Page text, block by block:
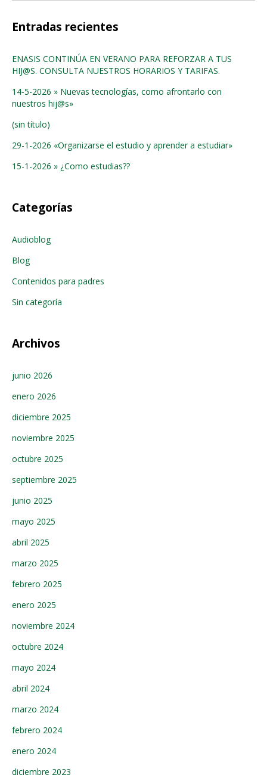
Entradas recientes
ENASIS CONTINÚA EN VERANO PARA REFORZAR A TUS
HIJ@S. CONSULTA NUESTROS HORARIOS Y TARIFAS.
14-5-2026 » Nuevas tecnologías, como afrontarlo con
nuestros hij@s»
(sin título)
29-1-2026 «Organizarse el estudio y aprender a estudiar»
15-1-2026 » ¿Como estudias??
Categorías
Audioblog
Blog
Contenidos para padres
Sin categoría
Archivos
junio 2026
enero 2026
diciembre 2025
noviembre 2025
octubre 2025
septiembre 2025
junio 2025
mayo 2025
abril 2025
marzo 2025
febrero 2025
enero 2025
noviembre 2024
octubre 2024
mayo 2024
abril 2024
marzo 2024
febrero 2024
enero 2024
diciembre 2023